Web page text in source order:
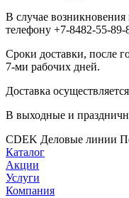
В случае возникновения
телефону +7-8482-55-89-
Сроки доставки, после
7-ми рабочих дней.
Доставка
В выходные и
CDEK Деловые линии
Каталог
Акции
Услуги
Компания